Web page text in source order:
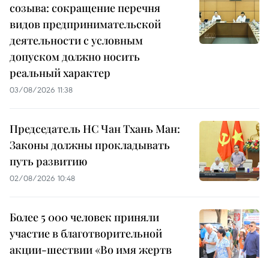
созыва: сокращение перечня
видов предпринимательской
деятельности с условным
допуском должно носить
реальный характер
03/08/2026 11:38
Председатель НС Чан Тхань Ман:
Законы должны прокладывать
путь развитию
02/08/2026 10:48
Более 5 000 человек приняли
участие в благотворительной
акции-шествии «Во имя жертв